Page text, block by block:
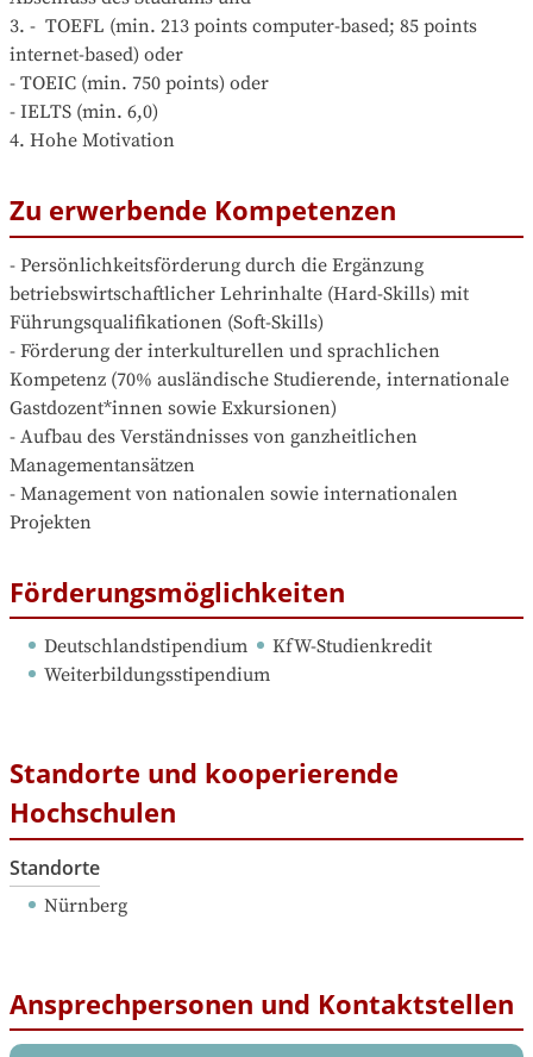
3. -  TOEFL (min. 213 points computer-based; 85 points
internet-based) oder
- TOEIC (min. 750 points) oder
- IELTS (min. 6,0)
4. Hohe Motivation
Zu erwerbende Kompetenzen
- Persönlichkeitsförderung durch die Ergänzung
betriebswirtschaftlicher Lehrinhalte (Hard-Skills) mit
Führungsqualifikationen (Soft-Skills)
- Förderung der interkulturellen und sprachlichen
Kompetenz (70% ausländische Studierende, internationale
Gastdozent*innen sowie Exkursionen)
- Aufbau des Verständnisses von ganzheitlichen
Managementansätzen
- Management von nationalen sowie internationalen
Förderungsmöglichkeiten
Deutschlandstipendium
KfW-Studienkredit
Weiterbildungsstipendium
Standorte und kooperierende
Hochschulen
Standorte
Nürnberg
Ansprechpersonen und Kontaktstellen